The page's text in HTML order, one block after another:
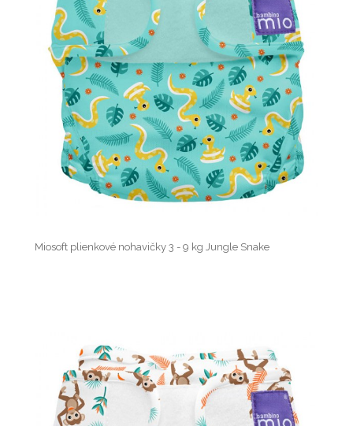
Miosoft plienkové nohavičky 3 - 9 kg Jungle Snake